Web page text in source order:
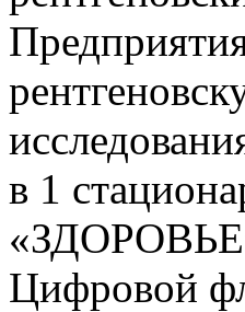
в 1
Цифровой